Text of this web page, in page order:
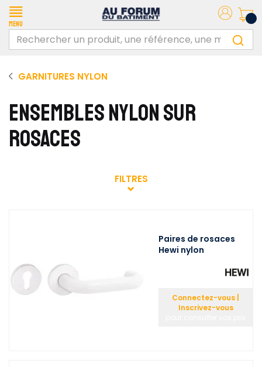
Menu
GARNITURES NYLON
ENSEMBLES NYLON SUR
ROSACES
FILTRES
Paires de rosaces
Hewi nylon
Connectez-vous |
Inscrivez-vous